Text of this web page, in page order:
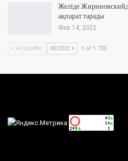
Желіде
ақпарат тарады
Фев 14, 2022
АЛДЫҢҒЫ КЕЛЕСІ 1 of 1 725